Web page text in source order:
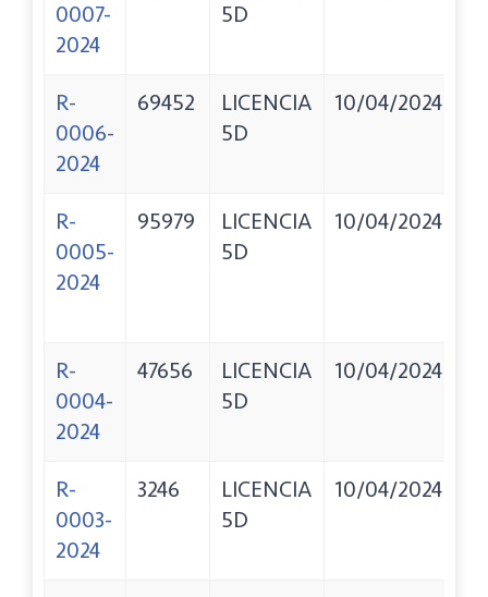
0007-
2024
5D
R-
0006-
2024
69452
LICENCIA
5D
10/04/2024
R-
0005-
2024
95979
LICENCIA
5D
10/04/2024
R-
0004-
2024
47656
LICENCIA
5D
10/04/2024
R-
0003-
2024
3246
LICENCIA
5D
10/04/2024